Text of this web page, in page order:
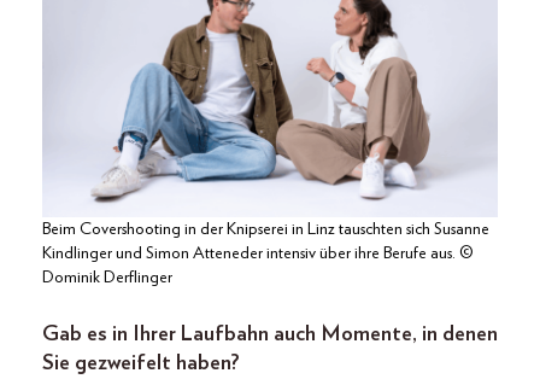
Beim Covershooting in der Knipserei in Linz tauschten sich Susanne
Kindlinger und Simon Atteneder intensiv über ihre Berufe aus. ©
Dominik Derflinger
Gab es in Ihrer Laufbahn auch Momente, in denen
Sie gezweifelt haben?